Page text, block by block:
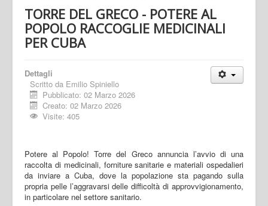
TORRE DEL GRECO - POTERE AL
POPOLO RACCOGLIE MEDICINALI
PER CUBA
Dettagli
Scritto da Emilio Spiniello
Pubblicato: 02 Marzo 2026
Creato: 02 Marzo 2026
Visite: 405
Potere al Popolo! Torre del Greco annuncia l’avvio di una
raccolta di medicinali, forniture sanitarie e materiali ospedalieri
da inviare a Cuba, dove la popolazione sta pagando sulla
propria pelle l’aggravarsi delle difficoltà di approvvigionamento,
in particolare nel settore sanitario.